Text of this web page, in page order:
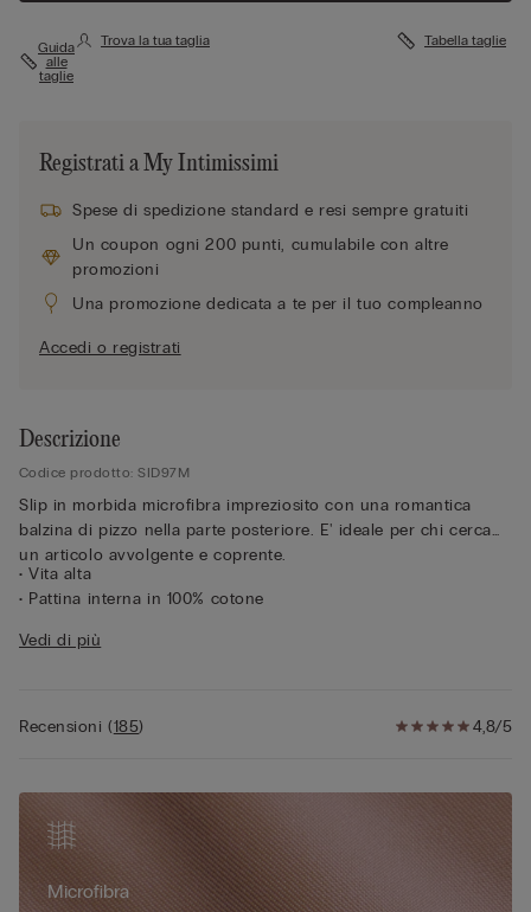
Guida
alle
taglie
Trova la tua taglia Tabella taglie
Registrati a My Intimissimi
Spese di spedizione standard e resi sempre gratuiti
Un coupon ogni 200 punti, cumulabile con altre
promozioni
Una promozione dedicata a te per il tuo compleanno
Accedi o registrati
Descrizione
Codice prodotto: SID97M
Slip in morbida microfibra impreziosito con una romantica
balzina di pizzo nella parte posteriore. E' ideale per chi cerca
un articolo avvolgente e coprente.
• Vita alta
• Pattina interna in 100% cotone
• La modella è alta 175 cm e indossa la taglia 2 / S
Pizzo
floreali. Ha un tocco morbido e sensuale sulla pelle e un look
elegante e romantico.
Vedi di più
4,8/5
Recensioni(185)
Microfibra